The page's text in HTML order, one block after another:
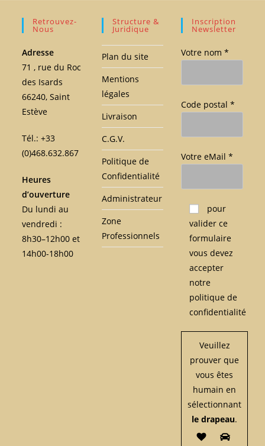
Retrouvez-
Nous
Adresse
71 , rue du Roc
des Isards
66240, Saint
Estève
Tél.: +33
(0)468.632.867
Heures
d’ouverture
Du lundi au
vendredi :
8h30–12h00 et
14h00-18h00
Structure &
Juridique
Plan du site
Mentions
légales
Livraison
C.G.V.
Politique de
Confidentialité
Administrateur
Zone
Professionnels
Inscription
Newsletter
Votre nom *
Code postal *
Votre eMail *
Veuillez laisser ce
pour
valider ce
formulaire
vous devez
accepter
notre
politique de
confidentialité
Veuillez
prouver que
vous êtes
humain en
sélectionnant
le drapeau.